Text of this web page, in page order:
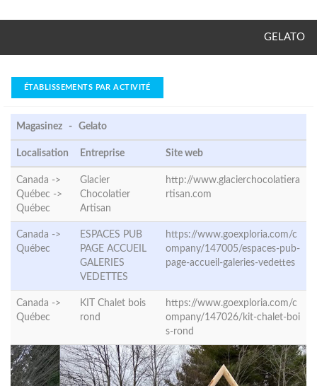
GELATO
ÉTABLISSEMENTS PAR ACTIVITÉ
Magasinez - Gelato
Localisation Entreprise Site web
Canada ->
Québec ->
Québec
Glacier
Chocolatier
Artisan
http://www.glacierchocolatiera
rtisan.com
Canada ->
Québec
ESPACES PUB
PAGE ACCUEIL
GALERIES
VEDETTES
https://www.goexploria.com/c
ompany/147005/espaces-pub-
page-accueil-galeries-vedettes
Canada ->
Québec
KIT Chalet bois
rond
https://www.goexploria.com/c
ompany/147026/kit-chalet-boi
s-rond